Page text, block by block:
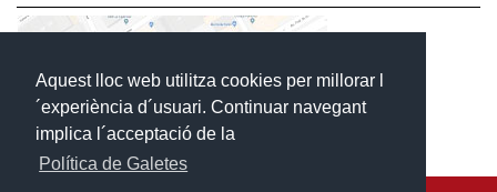
Aquest lloc web utilitza cookies per millorar l
´experiència d´usuari. Continuar navegant
implica l´acceptació de la
Política de Galetes